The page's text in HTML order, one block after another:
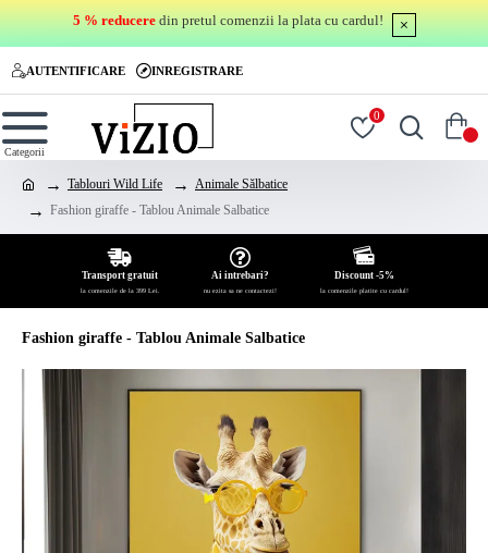
5 % reducere din pretul comenzii la plata cu cardul!
AUTENTIFICARE INREGISTRARE
0
Tablouri Wild Life
Animale Sălbatice
Fashion giraffe - Tablou Animale Salbatice
Transport gratuit
la comenzile de la 399 Lei.
Ai intrebari?
nu ezita sa ne contactezi!
Discount -5%
la comenzile platite cu cardul!
Fashion giraffe - Tablou Animale Salbatice